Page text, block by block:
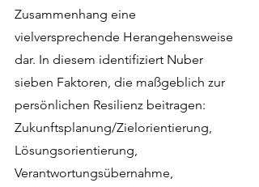
Zusammenhang eine
vielversprechende Herangehensweise
dar. In diesem identifiziert Nuber
sieben Faktoren, die maßgeblich zur
persönlichen Resilienz beitragen:
Zukunftsplanung/Zielorientierung,
Lösungsorientierung,
Verantwortungsübernahme,